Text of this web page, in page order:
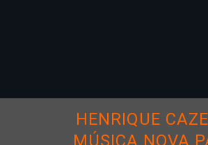
HENRIQUE
MÚSICA NOVA